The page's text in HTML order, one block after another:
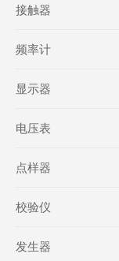
接触器
频率计
显示器
电压表
点样器
校验仪
发生器